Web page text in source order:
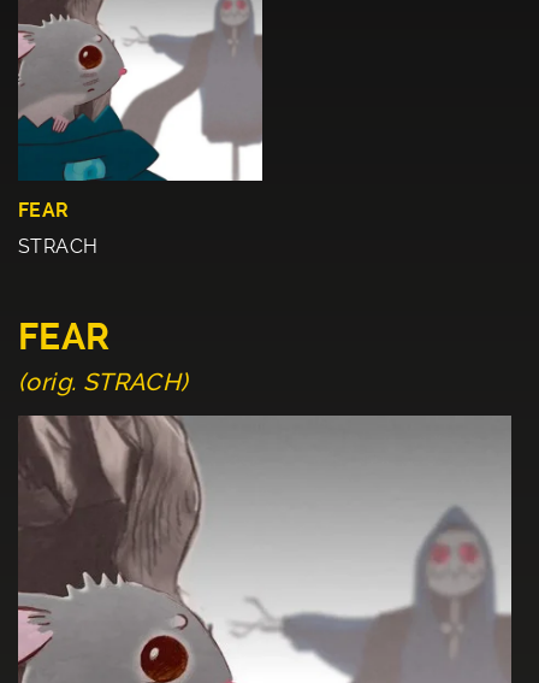
FEAR
STRACH
FEAR
(orig. STRACH)